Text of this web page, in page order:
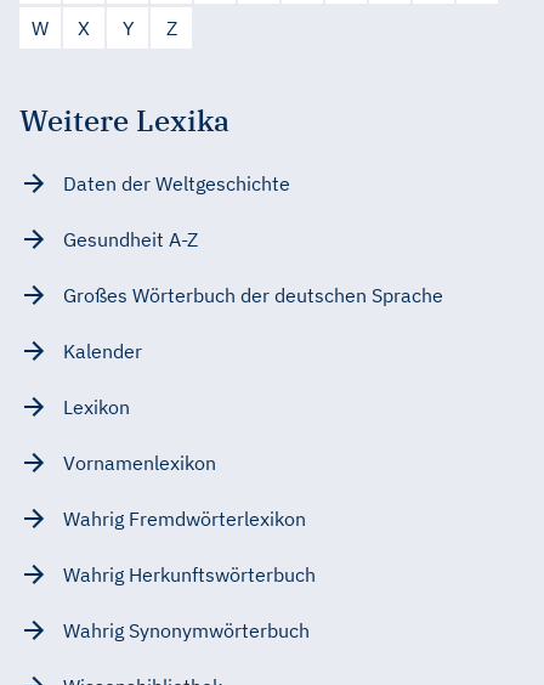
W
X Y Z
Weitere Lexika
Daten der Weltgeschichte
Gesundheit A-Z
Großes Wörterbuch der deutschen Sprache
Kalender
Lexikon
Vornamenlexikon
Wahrig Fremdwörterlexikon
Wahrig Herkunftswörterbuch
Wahrig Synonymwörterbuch